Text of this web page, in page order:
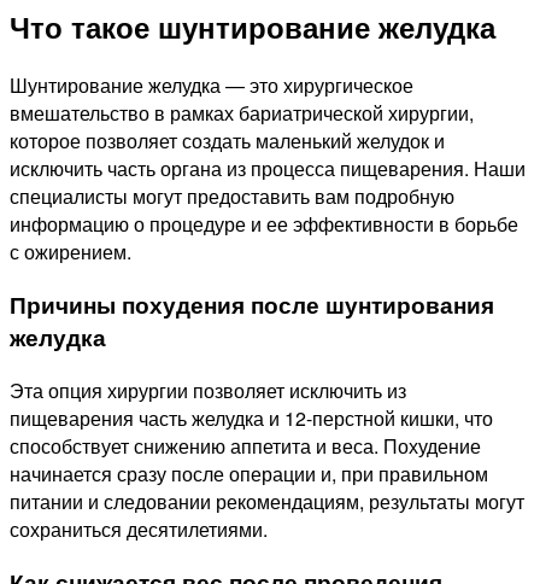
Что такое шунтирование желудка
Шунтирование желудка — это хирургическое
вмешательство в рамках бариатрической хирургии,
которое позволяет создать маленький желудок и
исключить часть органа из процесса пищеварения. Наши
специалисты могут предоставить вам подробную
информацию о процедуре и ее эффективности в борьбе
с ожирением.
Причины похудения после шунтирования
желудка
Эта опция хирургии позволяет исключить из
пищеварения часть желудка и 12-перстной кишки, что
способствует снижению аппетита и веса. Похудение
начинается сразу после операции и, при правильном
питании и следовании рекомендациям, результаты могут
сохраниться десятилетиями.